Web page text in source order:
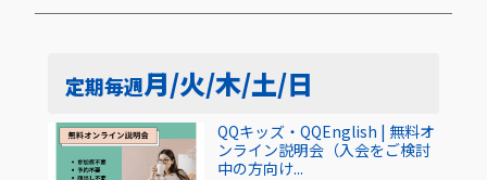
定期毎週月/火/木/土/日
QQキッズ・QQEnglish | 無料オ
ンライン説明会（入会をご検討
中の方向け...